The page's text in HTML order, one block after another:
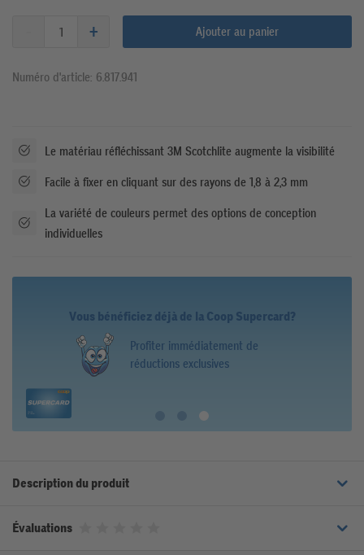
Le matériau réfléchissant 3M Scotchlite augmente la visibilité
Facile à fixer en cliquant sur des rayons de 1,8 à 2,3 mm
La variété de couleurs permet des options de conception
individuelles
Ajouter au panier
Numéro d'article: 6.817.941
Vous bénéficiez déjà de la Coop Supercard?
Collectez des points
Description du produit
Évaluations